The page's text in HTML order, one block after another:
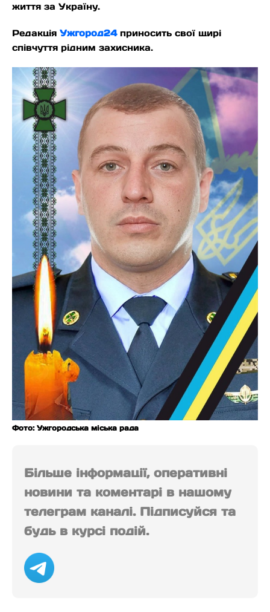
життя за Україну.
Редакція Ужгород24приносить свої щирі
співчуття рідним захисника.
Фото: Ужгородська міська рада
Більше інформації, оперативні
новини та коментарі в нашому
телеграм каналі. Підписуйся та
будь в курсі подій.